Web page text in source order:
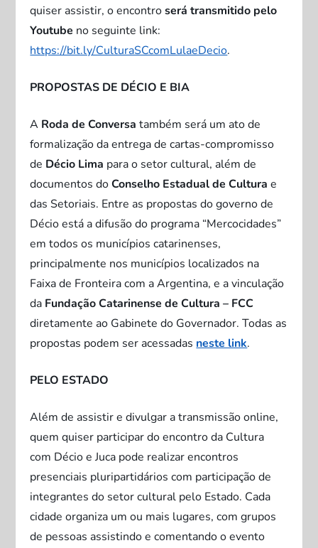
quiser assistir, o encontroserá transmitido pelo
Youtube no seguinte link:
https://bit.ly/CulturaSCcomLulaeDecio.
PROPOSTAS DE DÉCIO E BIA
A Roda de Conversa também será um ato de
formalização da entrega de cartas-compromisso
de Décio Lima para o setor cultural, além de
documentos doConselho Estadual de Cultura e
das Setoriais. Entre as propostas do governo de
Décio está a difusão do programa “Mercocidades”
em todos os municípios catarinenses,
principalmente nos municípios localizados na
Faixa de Fronteira com a Argentina, e a vinculação
da Fundação Catarinense de Cultura – FCC
diretamente ao Gabinete do Governador. Todas as
propostas podem ser acessadas neste link.
PELO ESTADO
Além de assistir e divulgar a transmissão online,
quem quiser participar do encontro da Cultura
com Décio e Juca pode realizar encontros
presenciais pluripartidários com participação de
integrantes do setor cultural pelo Estado. Cada
cidade organiza um ou mais lugares, com grupos
de pessoas assistindo e comentando o evento